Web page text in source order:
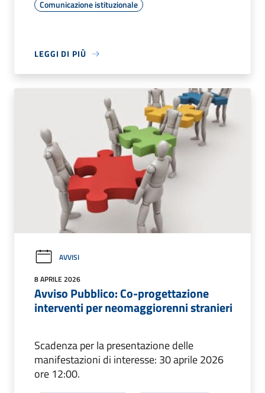
Comunicazione istituzionale
LEGGI DI PIÙ
AVVISI
8 APRILE 2026
Avviso Pubblico: Co-progettazione
interventi per neomaggiorenni stranieri
Scadenza per la presentazione delle
manifestazioni di interesse: 30 aprile 2026
ore 12:00.